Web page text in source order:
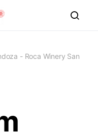
- Roca Winery San